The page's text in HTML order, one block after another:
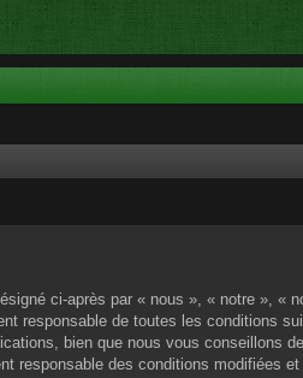
ci-après par « nous », « notre », «
responsable de toutes les conditions
bien que nous vous conseillons
responsable des conditions modifiées